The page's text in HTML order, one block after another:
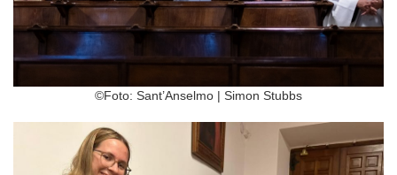
©Foto: Sant’Anselmo | Simon Stubbs